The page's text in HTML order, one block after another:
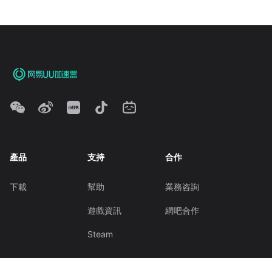
產品
下載
支持
幫助
遊戲資訊
Steam
合作
業務咨詢
網吧合作